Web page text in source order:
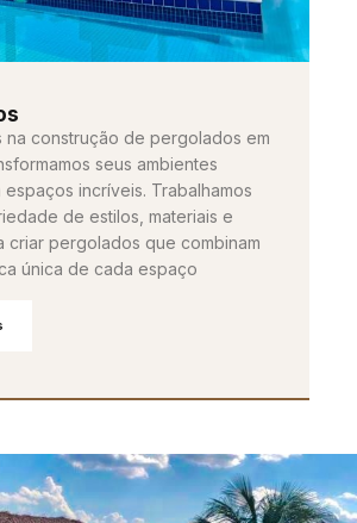
na construção de pergolados em
seus ambientes
incríveis. Trabalhamos
de estilos, materiais e
criar pergolados que combinam
única de cada espaço